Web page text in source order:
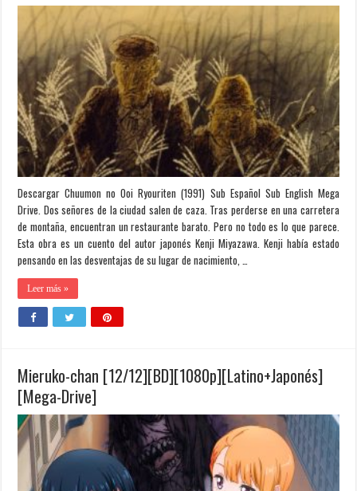
Descargar Chuumon no Ooi Ryouriten (1991) Sub Español Sub English Mega
Drive. Dos señores de la ciudad salen de caza. Tras perderse en una carretera
de montaña, encuentran un restaurante barato. Pero no todo es lo que parece.
Esta obra es un cuento del autor japonés Kenji Miyazawa. Kenji había estado
pensando en las desventajas de su lugar de nacimiento, …
Leer más »
Mieruko-chan [12/12][BD][1080p][Latino+Japonés]
[Mega-Drive]